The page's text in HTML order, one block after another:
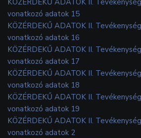
vonatkozó adatok 15
KÖZÉRDEKŰ ADATOK II.
vonatkozó adatok 16
KÖZÉRDEKŰ ADATOK II.
vonatkozó adatok 17
KÖZÉRDEKŰ ADATOK II.
vonatkozó adatok 18
KÖZÉRDEKŰ ADATOK II.
vonatkozó adatok 19
KÖZÉRDEKŰ ADATOK II.
vonatkozó adatok 2